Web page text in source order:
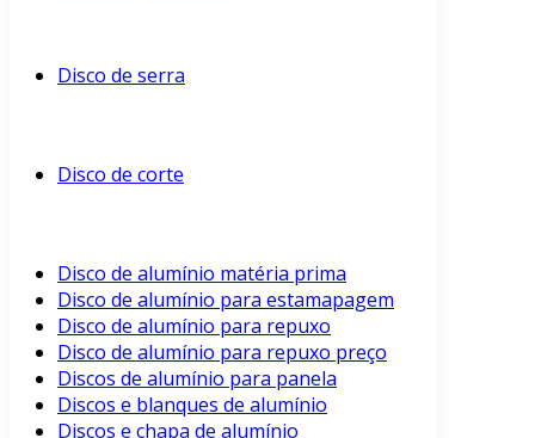
Disco de serra
Disco de corte
Disco de alumínio matéria prima
Disco de alumínio para estamapagem
Disco de alumínio para repuxo
Disco de alumínio para repuxo preço
Discos de alumínio para panela
Discos e blanques de alumínio
Discos e chapa de alumínio